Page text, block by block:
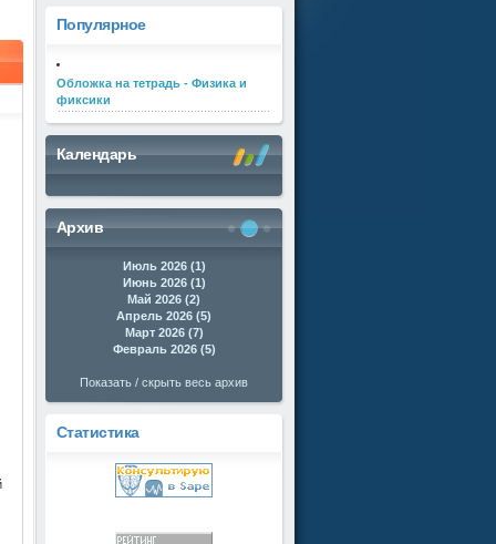
Популярное
Обложка на тетрадь - Физика и
фиксики
Календарь
Архив
Июль 2026 (1)
Июнь 2026 (1)
Май 2026 (2)
Апрель 2026 (5)
Март 2026 (7)
Февраль 2026 (5)
Показать / скрыть весь архив
Статистика